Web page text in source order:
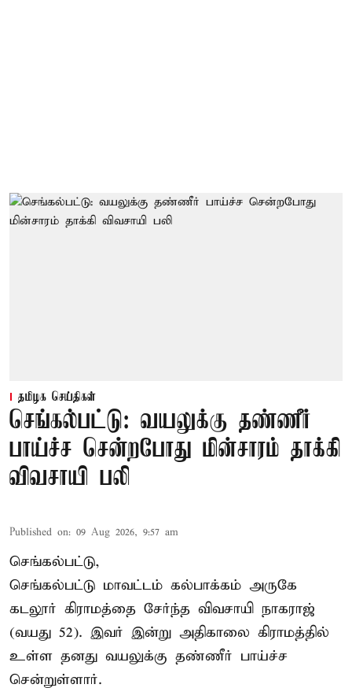
தமிழக செய்திகள்
செங்கல்பட்டு: வயலுக்கு தண்ணீர்
பாய்ச்ச சென்றபோது மின்சாரம் தாக்கி
விவசாயி பலி
Published on: 09 Aug 2026, 9:57 am
செங்கல்பட்டு,
செங்கல்பட்டு மாவட்டம் கல்பாக்கம் அருகே
கடலூர் கிராமத்தை சேர்ந்த விவசாயி நாகராஜ்
(வயது 52). இவர் இன்று அதிகாலை கிராமத்தில்
உள்ள தனது வயலுக்கு தண்ணீர் பாய்ச்ச
சென்றுள்ளார்.